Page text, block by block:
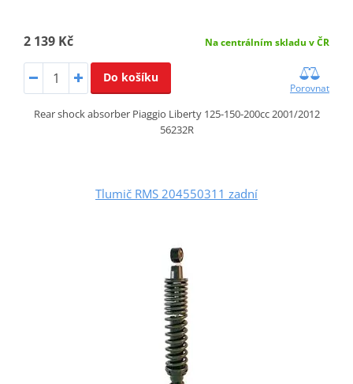
2 139 Kč Na centrálním skladu v ČR
Do košíku
Porovnat
Rear shock absorber Piaggio Liberty 125-150-200cc 2001/2012
56232R
Tlumič RMS 204550311 zadní